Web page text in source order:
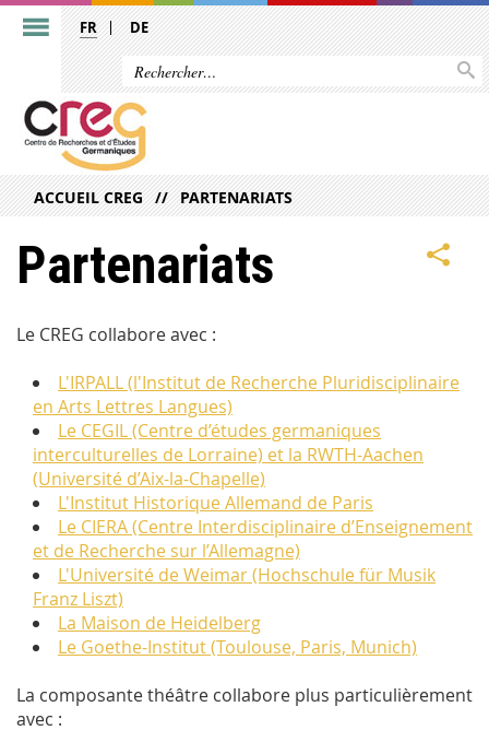
FR DE
ACCUEIL CREG PARTENARIATS
Partenariats
Le CREG collabore avec :
L'IRPALL (l'Institut de Recherche Pluridisciplinaire
en Arts Lettres Langues)
Le CEGIL (Centre d’études germaniques
interculturelles de Lorraine) et la RWTH-Aachen
(Université d’Aix-la-Chapelle)
L'Institut Historique Allemand de Paris
Le CIERA (Centre Interdisciplinaire d’Enseignement
et de Recherche sur l’Allemagne)
L'Université de Weimar (Hochschule für Musik
Franz Liszt)
La Maison de Heidelberg
Le Goethe-Institut (Toulouse, Paris, Munich)
La composante théâtre collabore plus particulièrement
avec :